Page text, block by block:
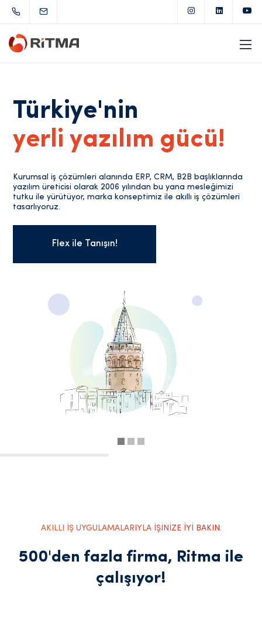
Türkiye'nin
yerli yazılım gücü!
Kurumsal iş çözümleri alanında ERP, CRM, B2B başlıklarında
yazılım üreticisi olarak 2006 yılından bu yana mesleğimizi
tutku ile yürütüyor, marka konseptimiz ile akıllı iş çözümleri
tasarlıyoruz.
Flex ile Tanışın!
AKILLI İŞ UYGULAMALARIYLA İŞİNİZE İYİ BAKIN.
500'den fazla firma, Ritma ile
çalışıyor!